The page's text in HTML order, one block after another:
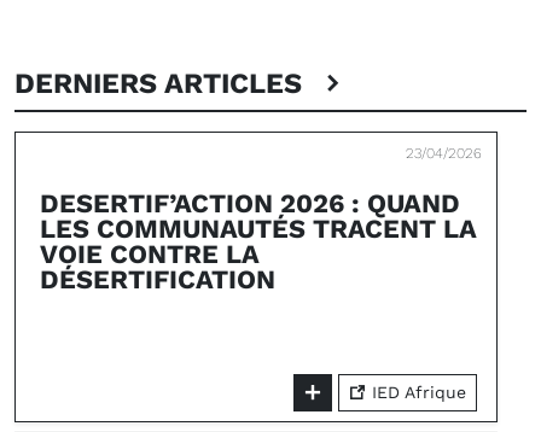
DERNIERS ARTICLES
23/04/2026
DESERTIF’ACTION 2026 : QUAND
LES COMMUNAUTÉS TRACENT LA
VOIE CONTRE LA
DÉSERTIFICATION
IED Afrique